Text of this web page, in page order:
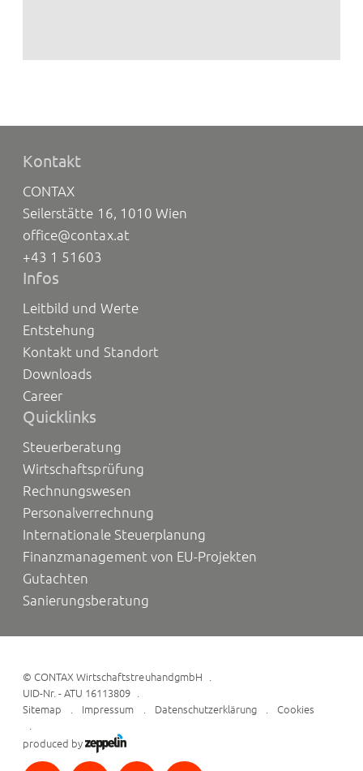
Kontakt
CONTAX
Seilerstätte 16, 1010 Wien
office@contax.at
+43 1 51603
Infos
Leitbild und Werte
Entstehung
Kontakt und Standort
Downloads
Career
Quicklinks
Steuerberatung
Wirtschaftsprüfung
Rechnungswesen
Personalverrechnung
Internationale Steuerplanung
Finanzmanagement von EU-Projekten
Gutachten
Sanierungsberatung
©CONTAX WirtschaftstreuhandgmbH
UID-Nr. - ATU 16113809
Sitemap
Impressum Datenschutzerklärung Cookies
produced by